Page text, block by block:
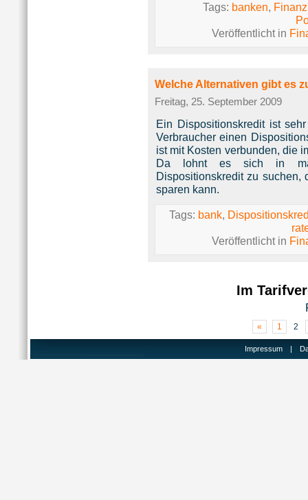
Tags: banken,
Veröffentlicht in
Welche Alternativen gibt es
Freitag, 25. September 2009
Ein Dispositionskredit ist
Verbraucher einen
ist mit Kosten verbunden, die
Da lohnt es sich in
Dispositionskredit zu
sparen kann.
Tags: bank,
Veröffentlicht in
Im
« 1 2
Impressum |